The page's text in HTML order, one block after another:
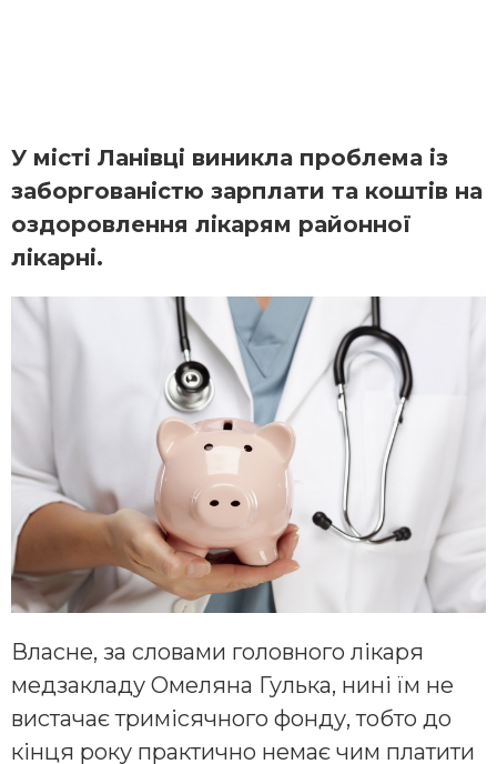
У місті Ланівці виникла проблема із
заборгованістю зарплати та коштів на
оздоровлення лікарям районної
лікарні.
Власне, за словами головного лікаря
медзакладу Омеляна Гулька, нині їм не
вистачає тримісячного фонду, тобто до
кінця року практично немає чим платити